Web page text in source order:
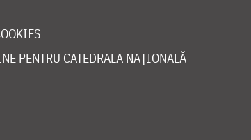
PENTRU CATEDRALA NAȚIONALĂ